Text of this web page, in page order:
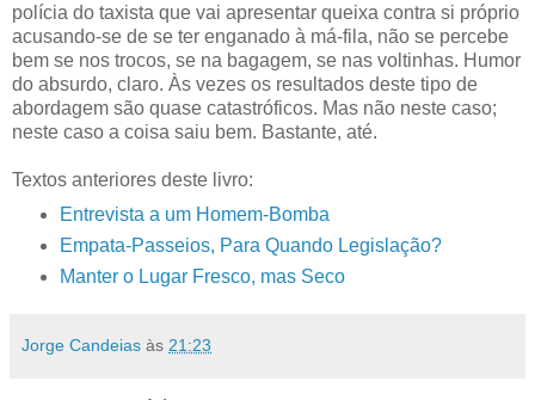
polícia do taxista que vai apresentar queixa contra si próprio
acusando-se de se ter enganado à má-fila, não se percebe
bem se nos trocos, se na bagagem, se nas voltinhas. Humor
do absurdo, claro. Às vezes os resultados deste tipo de
abordagem são quase catastróficos. Mas não neste caso;
neste caso a coisa saiu bem. Bastante, até.
Textos anteriores deste livro:
Entrevista a um Homem-Bomba
Empata-Passeios, Para Quando Legislação?
Manter o Lugar Fresco, mas Seco
Jorge Candeias às 21:23